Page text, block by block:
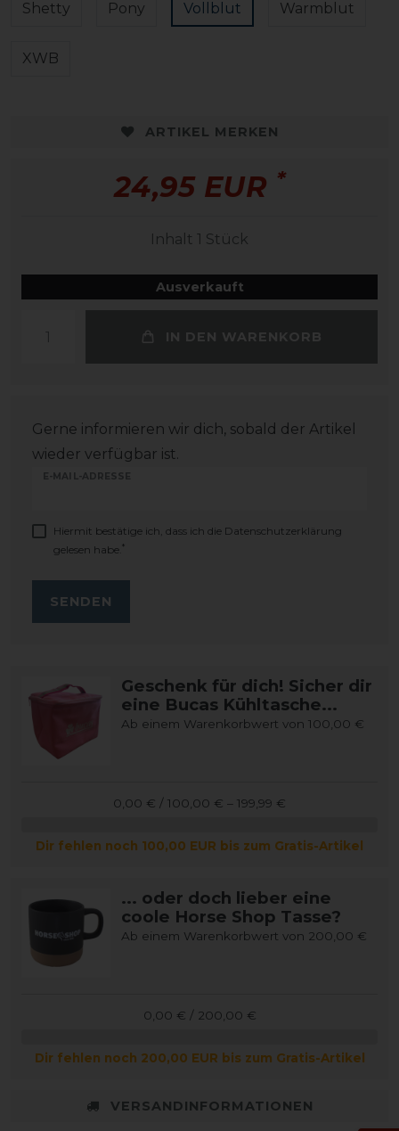
Shetty Pony Vollblut Warmblut
XWB
ARTIKEL MERKEN
24,95 EUR *
Inhalt 1 Stück
Ausverkauft
IN DEN WARENKORB
Gerne informieren wir dich, sobald der Artikel
wieder verfügbar ist.
E-MAIL-ADRESSE
Hiermit bestätige ich, dass ich die Daten­schutz­erklärung
gelesen habe. *
SENDEN
Geschenk für dich! Sicher dir
eine Bucas Kühltasche...
Ab einem Warenkorbwert von 100,00 €
0,00 € / 100,00 € – 199,99 €
Dir fehlen noch 100,00 EUR bis zum Gratis-Artikel
... oder doch lieber eine
coole Horse Shop Tasse?
Ab einem Warenkorbwert von 200,00 €
0,00 € / 200,00 €
Dir fehlen noch 200,00 EUR bis zum Gratis-Artikel
VERSANDINFORMATIONEN